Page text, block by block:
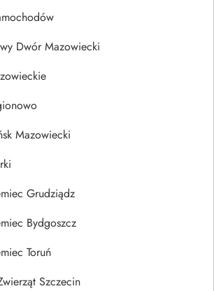
Dwór Mazowiecki
Mazowiecki
Grudziądz
Bydgoszcz
Toruń
Szczecin